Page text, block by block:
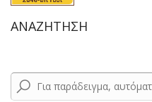
ΑΝΑΖΗΤΗΣΗ